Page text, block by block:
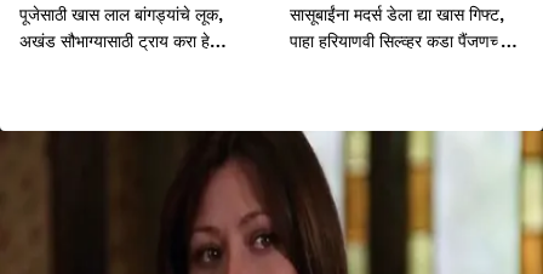
पूजेसाठी खास लाल बांगड्यांचे लूक,
अखंड सौभाग्यासाठी ट्राय करा हे
सासूबाईंना मदर्स डेला द्या खास गिफ्ट,
पाहा हरियाणवी सिल्व्हर कडा पैंजणच्या